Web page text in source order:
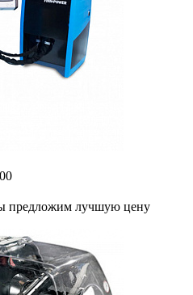
предложим лучшую цену